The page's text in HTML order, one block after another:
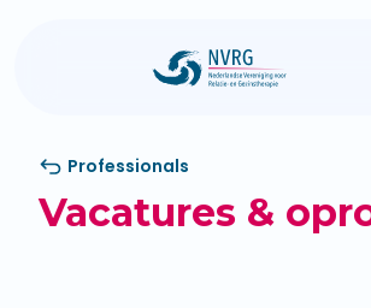
Professionals
Vacatures &